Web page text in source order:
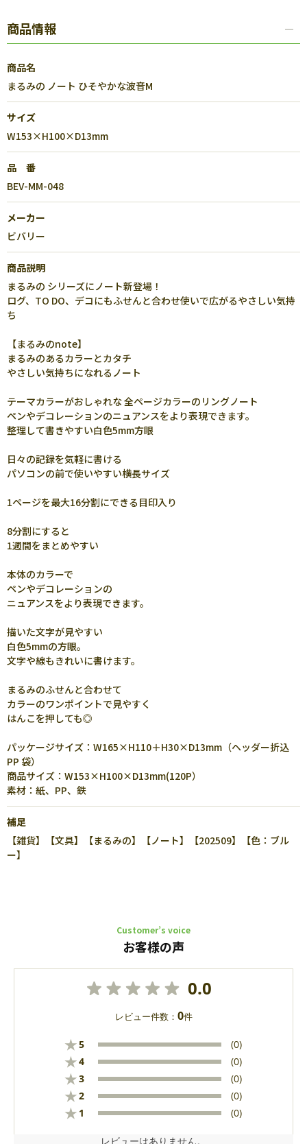
商品情報
商品名
まるみの ノート ひそやかな波音M
サイズ
W153×H100×D13mm
品 番
BEV-MM-048
メーカー
ビバリー
商品説明
まるみの シリーズにノート新登場！
ログ、TO DO、デコにもふせんと合わせ使いで広がるやさしい気持
ち
【まるみのnote】
まるみのあるカラーとカタチ
やさしい気持ちになれるノート
テーマカラーがおしゃれな 全ページカラーのリングノート
ペンやデコレーションのニュアンスをより表現できます。
整理して書きやすい白色5mm方眼
日々の記録を気軽に書ける
パソコンの前で使いやすい横長サイズ
1ページを最大16分割にできる目印入り
8分割にすると
1週間をまとめやすい
本体のカラーで
ペンやデコレーションの
ニュアンスをより表現できます。
描いた文字が見やすい
白色5mmの方眼。
文字や線もきれいに書けます。
まるみのふせんと合わせて
カラーのワンポイントで見やすく
はんこを押しても◎
パッケージサイズ：W165×H110＋H30×D13mm（ヘッダー折込
PP 袋）
商品サイズ：W153×H100×D13mm(120P）
素材：紙、PP、鉄
補足
【雑貨】【文具】【まるみの】【ノート】【202509】【色：ブル
ー】
Customer’s voice
お客様の声
0.0
レビュー件数： 0件
★5 (0)
★4 (0)
★3 (0)
★2 (0)
★ 1 (0)
レビューはありません。